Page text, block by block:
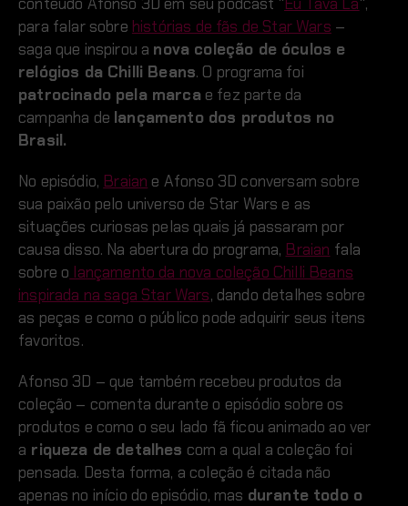
para falar sobre histórias de fãs de Star Wars –
saga que inspirou a nova coleção de óculos e
relógios da Chilli Beans. O programa foi
patrocinado pela marca e fez parte da
campanha de lançamento dos produtos no
Brasil.
No episódio, Braian e Afonso 3D conversam sobre
sua paixão pelo universo de Star Wars e as
situações curiosas pelas quais já passaram por
causa disso. Na abertura do programa, Braian fala
sobre o lançamento da nova coleção Chilli Beans
inspirada na saga Star Wars, dando detalhes sobre
as peças e como o público pode adquirir seus itens
favoritos.
Afonso 3D – que também recebeu produtos da
coleção – comenta durante o episódio sobre os
produtos e como o seu lado fã ficou animado ao ver
a riqueza de detalhes com a qual a coleção foi
pensada. Desta forma, a coleção é citada não
apenas no início do episódio, mas durante todo o